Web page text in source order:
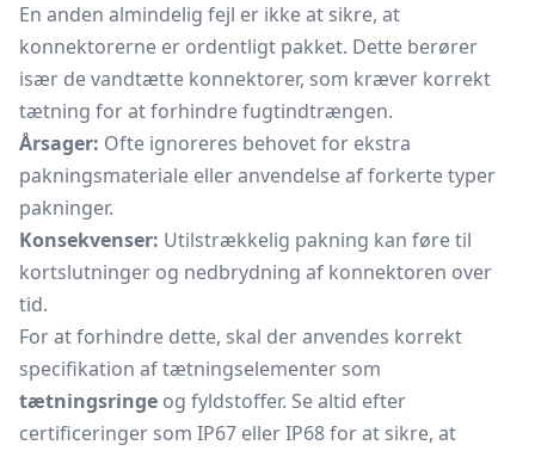
En anden almindelig fejl er ikke at sikre, at
konnektorerne er ordentligt pakket. Dette berører
især de vandtætte konnektorer, som kræver korrekt
tætning for at forhindre fugtindtrængen.
Årsager: Ofte ignoreres behovet for ekstra
pakningsmateriale eller anvendelse af forkerte typer
pakninger.
Konsekvenser: Utilstrækkelig pakning kan føre til
kortslutninger og nedbrydning af konnektoren over
tid.
For at forhindre dette, skal der anvendes korrekt
specifikation af tætningselementer som
tætningsringe og fyldstoffer. Se altid efter
certificeringer som IP67 eller IP68 for at sikre, at